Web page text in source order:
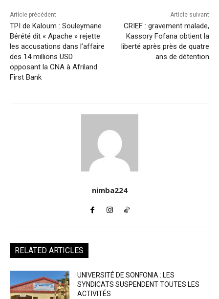
Article précédent
TPI de Kaloum : Souleymane
Bérété dit « Apache » rejette
les accusations dans l’affaire
des 14 millions USD
opposant la CNA à Afriland
First Bank
Article suivant
CRIEF : gravement malade,
Kassory Fofana obtient la
liberté après près de quatre
ans de détention
nimba224
RELATED ARTICLES
UNIVERSITÉ DE SONFONIA : LES
SYNDICATS SUSPENDENT TOUTES LES
ACTIVITÉS